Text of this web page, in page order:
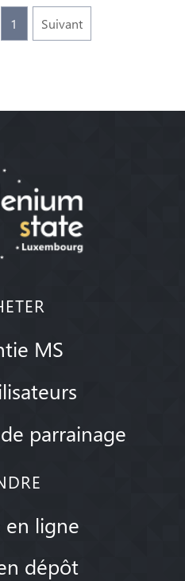
1 Suivant
MS
parrainage
en ligne
dépôt